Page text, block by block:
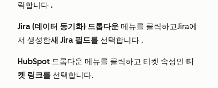
릭합니다 .
Jira (데이터 동기화) 드롭다운 메뉴를 클릭하고Jira에
서 생성한새 Jira 필드를 선택합니다 .
HubSpot 드롭다운 메뉴를 클릭하고 티켓 속성인 티
켓 링크를 선택합니다.